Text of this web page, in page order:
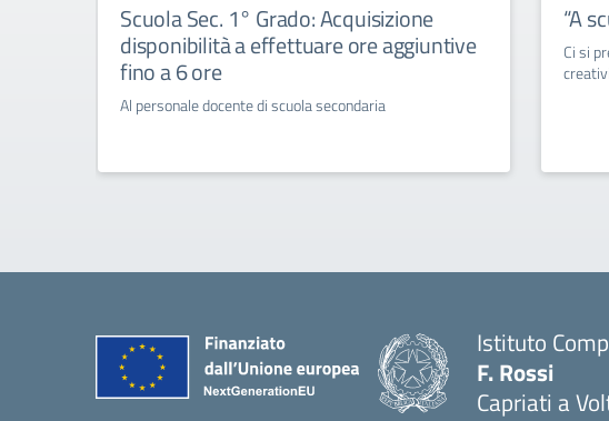
Scuola Sec. 1° Grado: Acquisizione
disponibilità a effettuare ore aggiuntive
fino a 6 ore
Al personale docente di scuola secondaria
“A
Ci si
Istituto
F. Rossi
Capriati a